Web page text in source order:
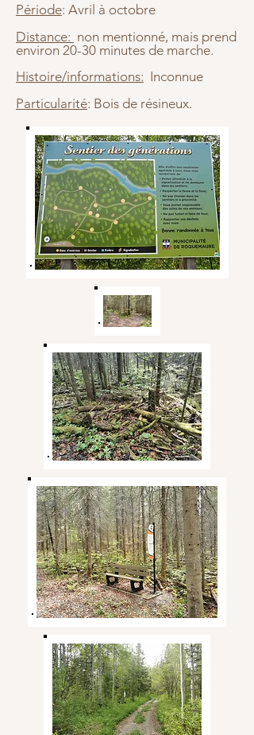
Période: Avril à octobre
Distance: non mentionné, mais prend
environ 20-30 minutes de marche.
Histoire/informations: Inconnue
Particularité: Bois de résineux.